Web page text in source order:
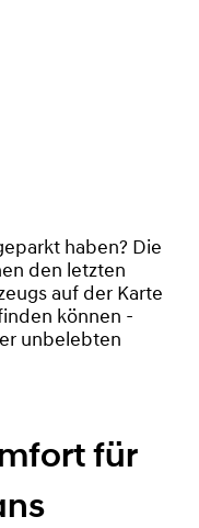
haben? Die
den letzten
auf der Karte
können -
unbelebten
für